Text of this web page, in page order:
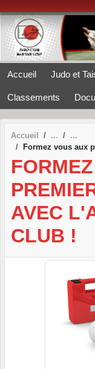
Accueil
Classements
Accueil
Formez vous aux
AVEC
CLUB !